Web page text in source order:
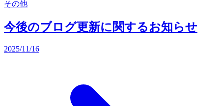
その他
今後のブログ更新に関するお知らせ
2025/11/16